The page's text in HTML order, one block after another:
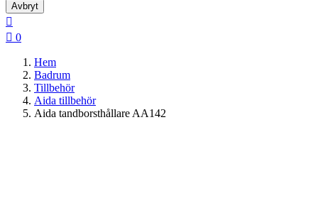
Avbryt

 0
Hem
Badrum
Tillbehör
Aida tillbehör
Aida tandborsthållare AA142